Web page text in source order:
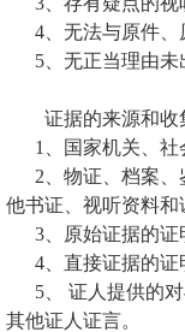
4 、无法与原件
5 、无正当理由
证据的来源和
1
、国家机关、
2 、物证、档案
他书证、视听资料和
3 、原始证据的
4 、直接证据的
5 、 证人提供的
其他证人证言。